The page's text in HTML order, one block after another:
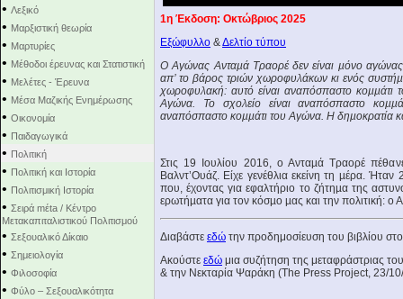
• Λεξικό
• Μαρξιστική θεωρία
• Μαρτυρίες
• Μέθοδοι έρευνας και Στατιστική
• Μελέτες - Έρευνα
• Μέσα Μαζικής Ενημέρωσης
• Οικονομία
• Παιδαγωγικά
• Πολιτική
• Πολιτική και Ιστορία
• Πολιτισμική Ιστορία
• Σειρά mέta / Κέντρο
Μετακαπιταλιστικού Πολιτισμού
• Σεξουαλικό Δίκαιο
• Σημειολογία
• Φιλοσοφία
• Φύλο – Σεξουαλικότητα
1η Έκδοση: Οκτώβριος 2025
Εξώφυλλο &Δελτίο τύπου
Ο Αγώνας Ανταµά Τραορέ δεν είναι µόνο
απ’ το βάρος τριών χωροφυλάκων κι ενός
χωροφυλακή: αυτό είναι αναπόσπαστο κοµµάτι
Αγώνα. Το σχολείο είναι αναπόσπαστο
αναπόσπαστο κοµµάτι του Αγώνα. Η δηµοκρατία
Στις 19 Ιουλίου 2016, ο Ανταµά Τραορέ
Βαλντ’Ουάζ. Είχε γενέθλια εκείνη τη µέρα. Ήταν
που, έχοντας για εφαλτήριο το ζήτηµα της
ερωτήµατα για τον κόσµο µας και την πολιτική:
Διαβάστε εδώ την προδημοσίευση του βιβλίου
Aκούστε εδώ μια συζήτηση της μεταφράστριας
& την Νεκταρία Ψαράκη (The Press Project, 23/